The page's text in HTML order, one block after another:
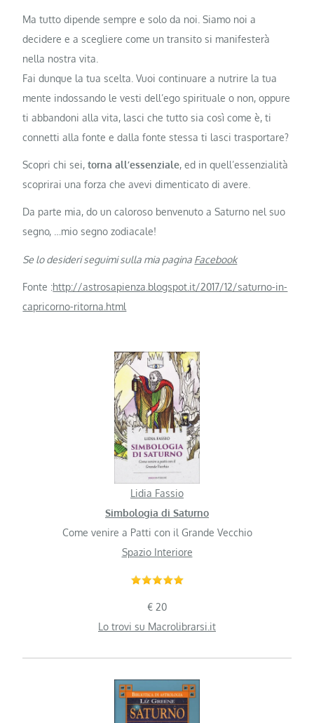
Ma tutto dipende sempre e solo da noi. Siamo noi a
decidere e a scegliere come un transito si manifesterà
nella nostra vita.
Fai dunque la tua scelta. Vuoi continuare a nutrire la tua
mente indossando le vesti dell’ego spirituale o non, oppure
ti abbandoni alla vita, lasci che tutto sia così come è, ti
connetti alla fonte e dalla fonte stessa ti lasci trasportare?
Scopri chi sei,torna all’essenziale, ed in quell’essenzialità
scoprirai una forza che avevi dimenticato di avere.
Da parte mia, do un caloroso benvenuto a Saturno nel suo
segno, …mio segno zodiacale!
Se lo desideri seguimi sulla mia pagina Facebook
Fonte :http://astrosapienza.blogspot.it/2017/12/saturno-in-
capricorno-ritorna.html
Lidia Fassio
Simbologia di Saturno
Come venire a Patti con il Grande Vecchio
Spazio Interiore
€ 20
Lo trovi su Macrolibrarsi.it